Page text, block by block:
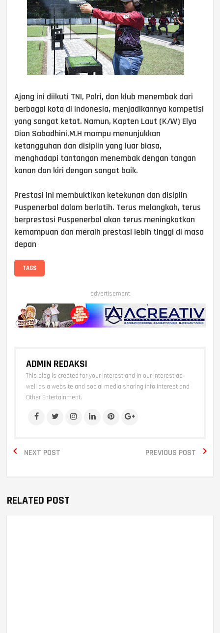
Ajang ini diikuti TNI, Polri, dan klub menembak dari
berbagai kota di Indonesia, menjadikannya kompetisi
yang sangat ketat. Namun, Kapten Laut (K/W) Elya
Dian Sabadhini,M.H mampu menunjukkan
ketangguhan dan disiplin yang luar biasa,
menghadapi tantangan menembak dengan tangan
kanan dan kiri dengan sangat baik.
Prestasi ini membuktikan ketekunan dan disiplin
Puspenerbal dalam berlatih. Terus melangkah, terus
berprestasi Puspenerbal akan terus meningkatkan
kemampuan dan meraih prestasi lebih tinggi di masa
depan
TAGS
advertisement
ADMIN REDAKSI
This blog is created for your interest and in our interest as
well as a website and social media sharing info Interest and
Other Entertainment.
NEXT POST
 PREVIOUS POST 
RELATED POST